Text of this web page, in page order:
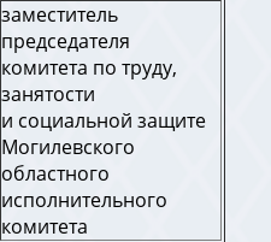
заместитель
председателя
комитета по труду,
занятости
и социальной защите
Могилевского
областного
исполнительного
комитета